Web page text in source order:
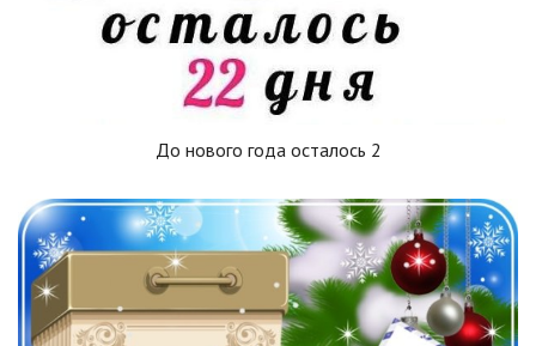
До нового года осталось 2